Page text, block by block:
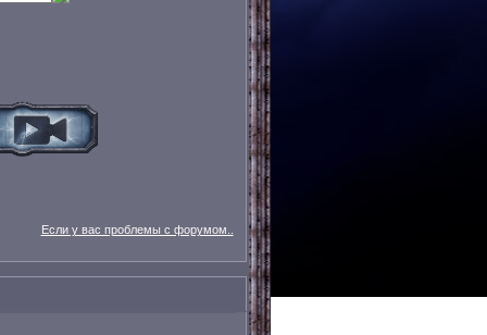
Если у вас проблемы с форумом..